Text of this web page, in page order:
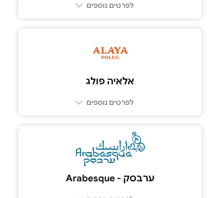
לפרטים נוספים
אלאיה פולג
לפרטים נוספים
ערבסק - Arabesque